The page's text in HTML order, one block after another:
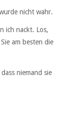
nicht wahr.
ich nackt. Los,
am besten die
niemand sie